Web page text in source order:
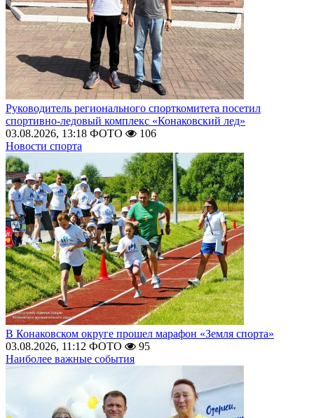
Руководитель регионального спорткомитета посетил
спортивно-ледовый комплекс «Конаковский лед»
03.08.2026, 13:18 ФОТО
106
Новости спорта
В Конаковском округе прошел марафон «Земля спорта»
03.08.2026, 11:12 ФОТО
95
Наиболее важные события